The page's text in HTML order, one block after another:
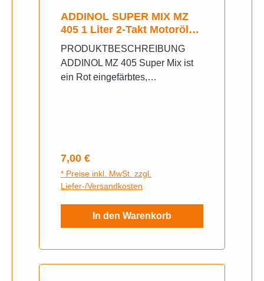
ADDINOL SUPER MIX MZ
405 1 Liter 2-Takt Motoröl
2T Öl Mischöl rot
mineralisch
PRODUKTBESCHREIBUNG
ADDINOL MZ 405 Super Mix ist
ein Rot eingefärbtes,
Reinigungsvermögen. So werden
die Kolben geschont und dank
ausgewählter Additive besonders
geschützt.
Regulärer Preis:
7,00 €
* Preise inkl. MwSt. zzgl.
Liefer-/Versandkosten
In den Warenkorb